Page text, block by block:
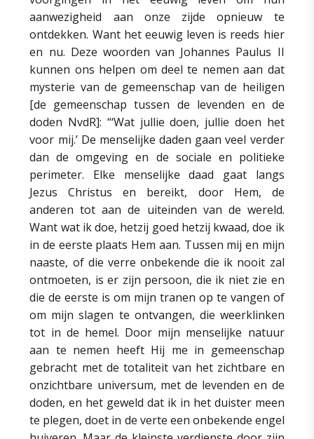
aanwezigheid aan onze zijde opnieuw te
ontdekken. Want het eeuwig leven is reeds hier
en nu. Deze woorden van Johannes Paulus II
kunnen ons helpen om deel te nemen aan dat
mysterie van de gemeenschap van de heiligen
[de gemeenschap tussen de levenden en de
doden NvdR]: “‘Wat jullie doen, jullie doen het
voor mij.’ De menselijke daden gaan veel verder
dan de omgeving en de sociale en politieke
perimeter. Elke menselijke daad gaat langs
Jezus Christus en bereikt, door Hem, de
anderen tot aan de uiteinden van de wereld.
Want wat ik doe, hetzij goed hetzij kwaad, doe ik
in de eerste plaats Hem aan. Tussen mij en mijn
naaste, of die verre onbekende die ik nooit zal
ontmoeten, is er zijn persoon, die ik niet zie en
die de eerste is om mijn tranen op te vangen of
om mijn slagen te ontvangen, die weerklinken
tot in de hemel. Door mijn menselijke natuur
aan te nemen heeft Hij me in gemeenschap
gebracht met de totaliteit van het zichtbare en
onzichtbare universum, met de levenden en de
doden, en het geweld dat ik in het duister meen
te plegen, doet in de verte een onbekende engel